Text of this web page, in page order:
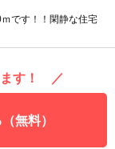
です！！閑静な住宅
ます！ ／
無料）